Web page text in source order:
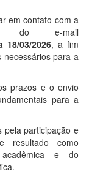
em contato com a
do e-mail
18/03/2026, a fim
para a
prazos e o envio
para a
pela participação e
resultado como
acadêmica e do